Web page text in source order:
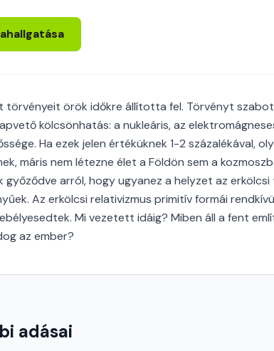
törvényeit örök időkre állította fel. Törvényt
kölcsönhatás: a nukleáris, az
Ha ezek jelen értéküknek 1-2 százalékával,
máris nem létezne élet a Földön sem a
győződve arról, hogy ugyanez a helyzet az
Az erkölcsi relativizmus primitív formái
Mi vezetett idáig? Miben áll a fent
az ember?
adásai